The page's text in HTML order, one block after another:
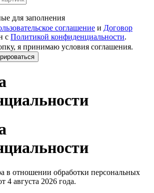
для заполнения
соглашение и Договор
с Политикой конфиденциальности.
я принимаю условия соглашения.
в отношении обработки персональных
4 августа 2026 года.